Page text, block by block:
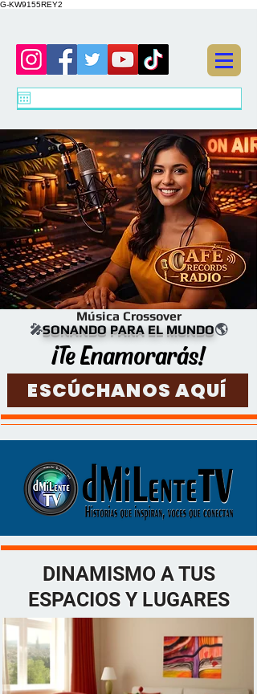
G-KW9155REY2
Música Crossover
🎤SONANDO PARA EL MUNDO🌎
¡Te Enamorarás!
ESCÚCHANOS AQUÍ
DINAMISMO A TUS
ESPACIOS Y LUGARES